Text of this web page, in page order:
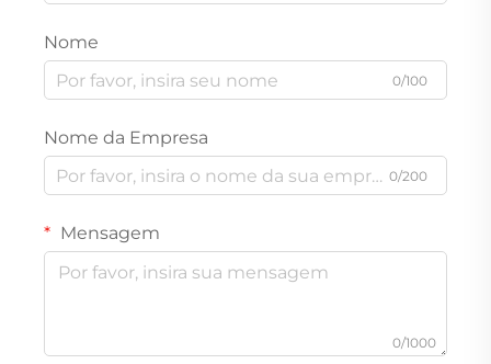
Nome
0/100
Nome da Empresa
0/200
Mensagem
0/1000